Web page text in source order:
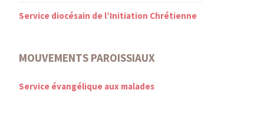
Service diocésain de l’Initiation Chrétienne
MOUVEMENTS PAROISSIAUX
Service évangélique aux malades